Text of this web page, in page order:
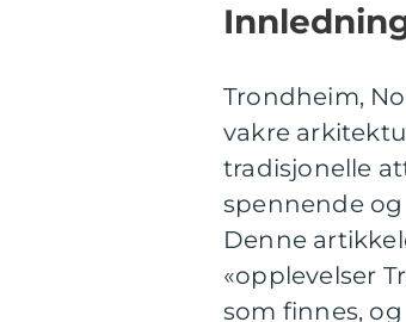
Trondheim,
vakre
tradisjonelle
spennende
Denne
«opplevelser
som finnes,